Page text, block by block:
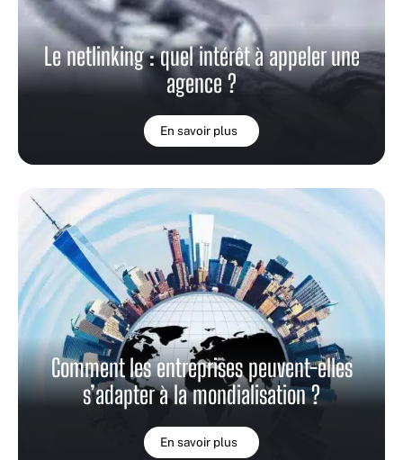
Le netlinking : quel intérêt à appeler une
agence ?
En savoir plus
Comment les entreprises peuvent-elles
s’adapter à la mondialisation ?
En savoir plus